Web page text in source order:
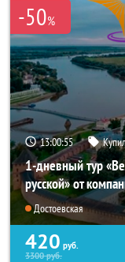
-50%
13:00:53
1-дневный тур
русской» от
Достоевская
420 руб.
3300руб.